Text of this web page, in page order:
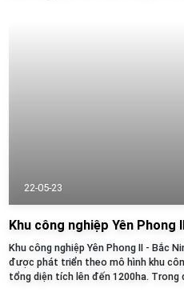
22-05-23
Khu công nghiệp Yên Phong
Khu công nghiệp Yên Phong II - Bắc
được phát triển theo mô hình khu
tổng diện tích lên đến 1200ha. Trong